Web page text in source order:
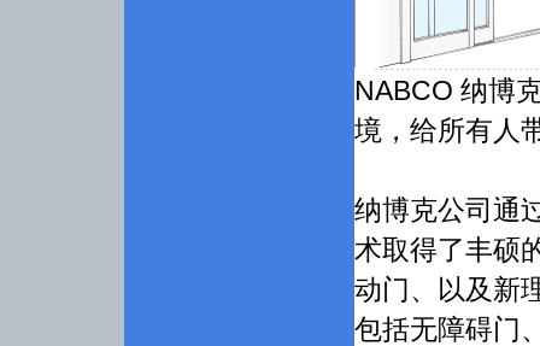
NABCO 纳博
境，给所有人
纳博克公司通
术取得了丰硕
动门、以及新
包括无障碍门